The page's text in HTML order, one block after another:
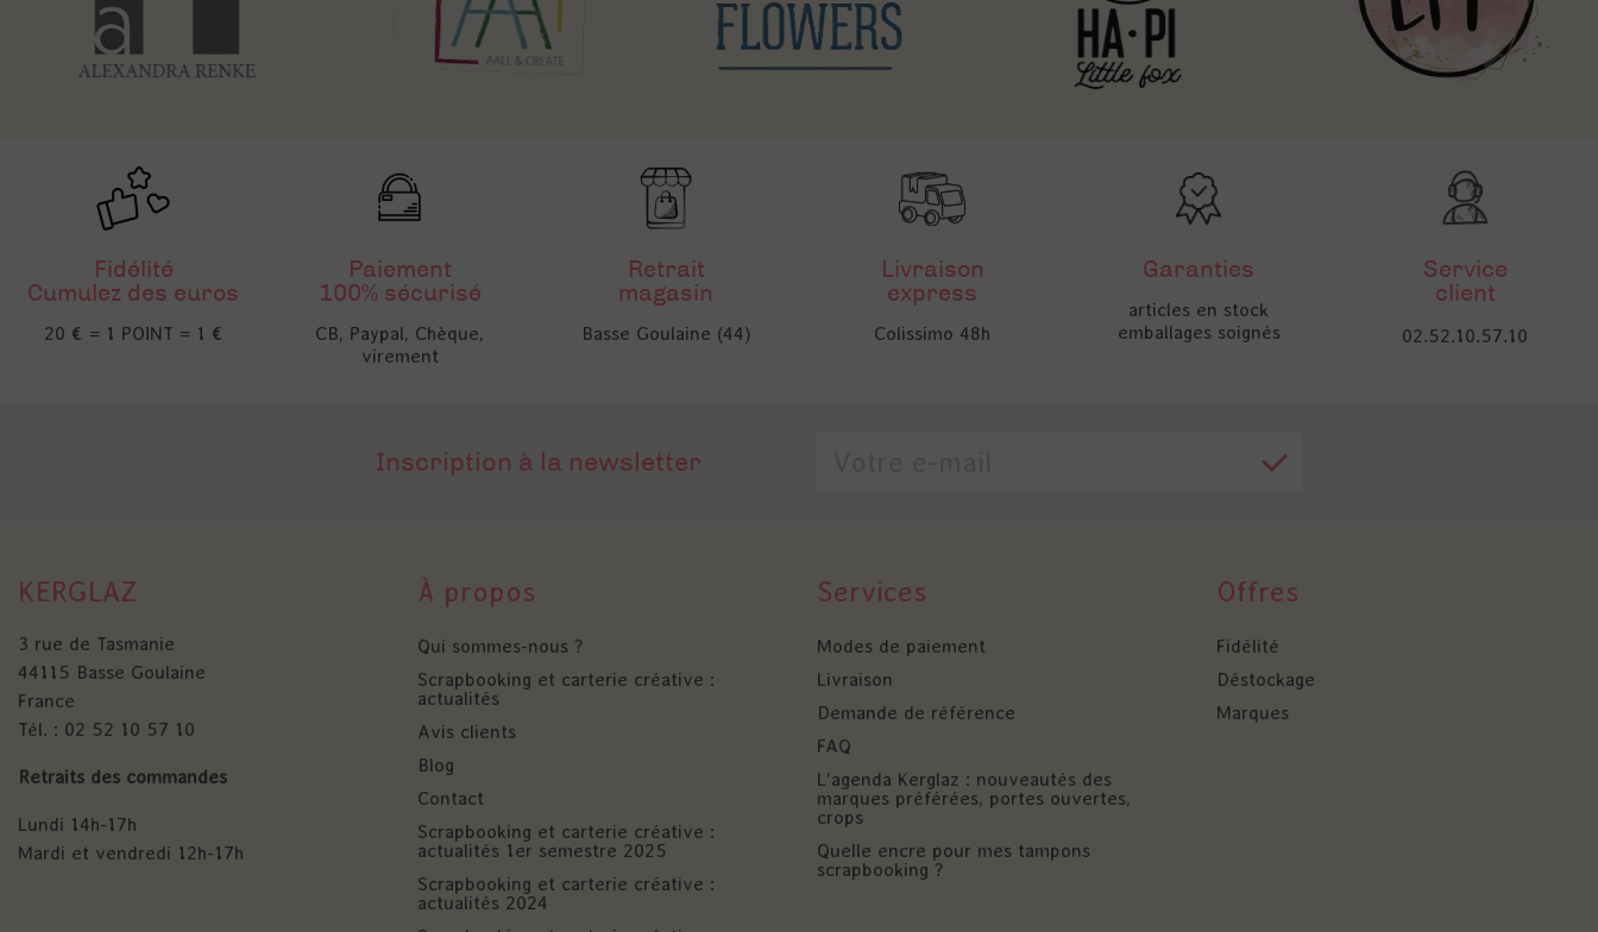
Fidélité
Cumulez des euros
20 € = 1 POINT = 1 €
Paiement
100% sécurisé
CB, Paypal, Chèque,
virement
Retrait
magasin
Basse Goulaine (44)
Livraison
express
Colissimo 48h
Garanties
articles en stock
emballages soignés
Service
client
02.52.10.57.10
Inscription à la newsletter
KERGLAZ
3 rue de Tasmanie
44115 Basse Goulaine
France
Tél. : 02 52 10 57 10
Retraits des commandes
Lundi 14h-17h
Mardi et vendredi 12h-17h
À propos
Qui sommes-nous ?
Scrapbooking et carterie créative :
actualités
Avis clients
Blog
Contact
Scrapbooking et carterie créative :
actualités 1er semestre 2025
Scrapbooking et carterie créative :
actualités 2024
Services
Modes de paiement
Livraison
Demande de référence
FAQ
L'agenda Kerglaz : nouveautés des
marques préférées, portes ouvertes,
crops
Quelle encre pour mes tampons
scrapbooking ?
Offres
Fidélité
Déstockage
Marques